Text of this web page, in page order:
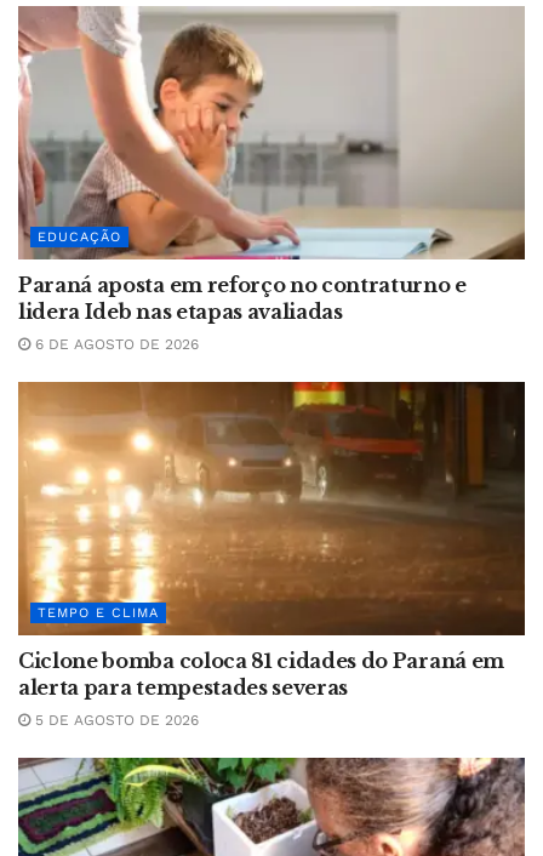
EDUCAÇÃO
Paraná aposta em reforço no contraturno e
lidera Ideb nas etapas avaliadas
6 DE AGOSTO DE 2026
TEMPO E CLIMA
Ciclone bomba coloca 81 cidades do Paraná em
alerta para tempestades severas
5 DE AGOSTO DE 2026